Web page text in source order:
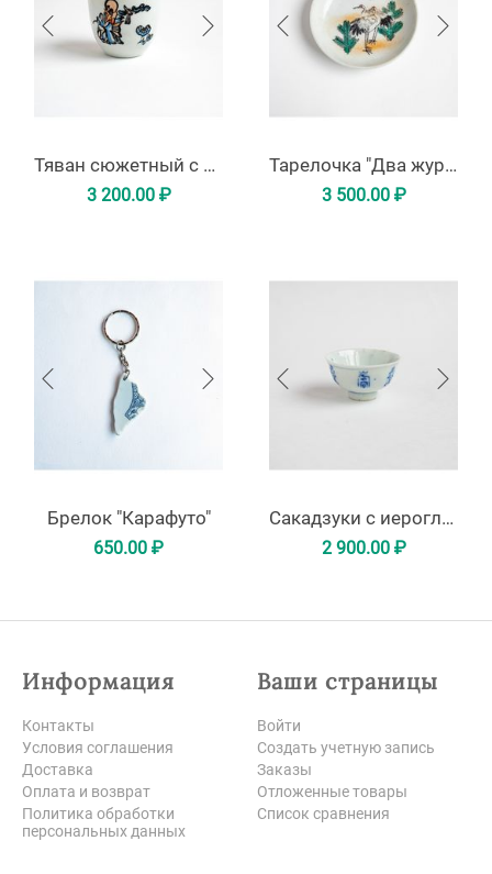
Тяван сюжетный с иероглифами
3 200.00 ₽
Тарелочка "Два журавля"
3 500.00 ₽
Брелок "Карафуто"
650.00 ₽
Сакадзуки с иероглифами по кругу
2 900.00 ₽
Информация
Контакты
Условия соглашения
Доставка
Оплата и возврат
Политика обработки
персональных данных
Ваши страницы
Войти
Создать учетную запись
Заказы
Отложенные товары
Список сравнения